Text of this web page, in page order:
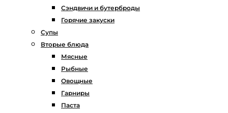
Сэндвичи и бутерброды
Горячие закуски
Супы
Вторые блюда
Мясные
Рыбные
Овощные
Гарниры
Паста